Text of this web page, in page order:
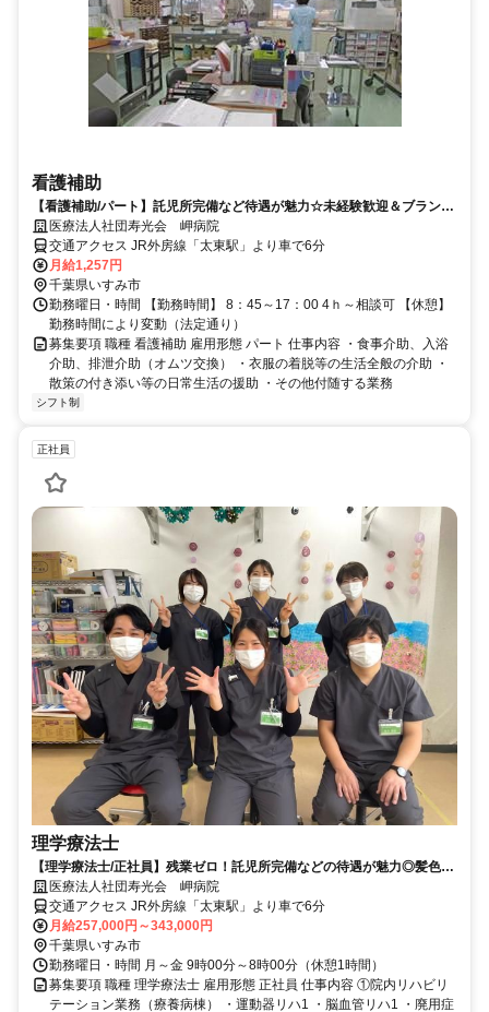
看護補助
【看護補助/パート】託児所完備など待遇が魅力☆未経験歓迎＆ブランク
OK！医療法人社団寿光会 岬病院
交通アクセス JR外房線「太東駅」より車で6分
月給1,257円
千葉県いすみ市
勤務曜日・時間 【勤務時間】 8：45～17：00 4ｈ～相談可 【休憩】
勤務時間により変動（法定通り）
募集要項 職種 看護補助 雇用形態 パート 仕事内容 ・食事介助、入浴
介助、排泄介助（オムツ交換） ・衣服の着脱等の生活全般の介助 ・
散策の付き添い等の日常生活の援助 ・その他付随する業務
シフト制
正社員
理学療法士
【理学療法士/正社員】残業ゼロ！託児所完備などの待遇が魅力◎髪色自
由♪ 医療法人社団寿光会 岬病院
交通アクセス JR外房線「太東駅」より車で6分
月給257,000円～343,000円
千葉県いすみ市
勤務曜日・時間 月～金 9時00分～8時00分（休憩1時間）
募集要項 職種 理学療法士 雇用形態 正社員 仕事内容 ①院内リハビリ
テーション業務（療養病棟） ・運動器リハ1 ・脳血管リハ1 ・廃用症